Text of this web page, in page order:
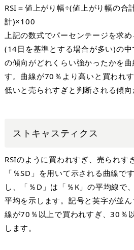
RSI ＝値上がり幅÷(値上がり幅の合
計)×100
上記の数式でパーセンテージを求
(14日を基準とする場合が多い)の中
の傾向がどれくらい強かったかを
す。曲線が70 ％より高いと買われ
低いと売られすぎと判断される傾向
ストキャスティクス
RSIのように買われすぎ、売られす
「％SD 」を用いて示される曲線で
し、「％ D 」は「％ K 」の平均線で
平均を示します。記号と英字が並
線が70 ％以上で買われすぎ、30 ％
します。